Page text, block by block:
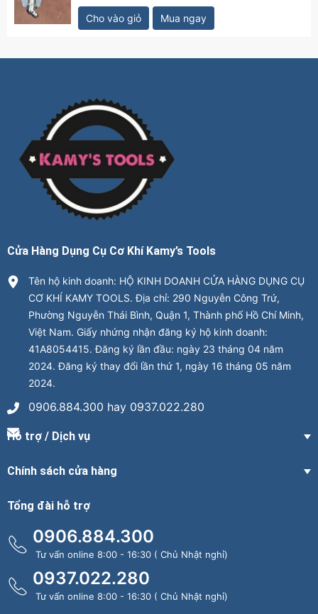
Cho vào giỏ Mua ngay
Cửa Hàng Dụng Cụ Cơ Khí Kamy’s Tools
Tên hộ kinh doanh: HỘ KINH DOANH CỬA HÀNG DỤNG CỤ
CƠ KHÍ KAMY TOOLS. Địa chỉ: 290 Nguyễn Công Trứ,
Phường Nguyễn Thái Bình, Quận 1, Thành phố Hồ Chí Minh,
Việt Nam. Giấy nhứng nhận đăng ký hộ kinh doanh:
41A8054415. Đăng ký lần đầu: ngày 23 tháng 04 năm
2024. Đăng ký thay đổi lần thứ 1, ngày 16 tháng 05 năm
2024.
0906.884.300 hay 0937.022.280
Hỗ trợ / Dịch vụ
Chính sách cửa hàng
Tổng đài hỗ trợ
0906.884.300
Tư vấn online 8:00 - 16:30 ( Chủ Nhật nghỉ)
0937.022.280
Tư vấn online 8:00 - 16:30 ( Chủ Nhật nghỉ)